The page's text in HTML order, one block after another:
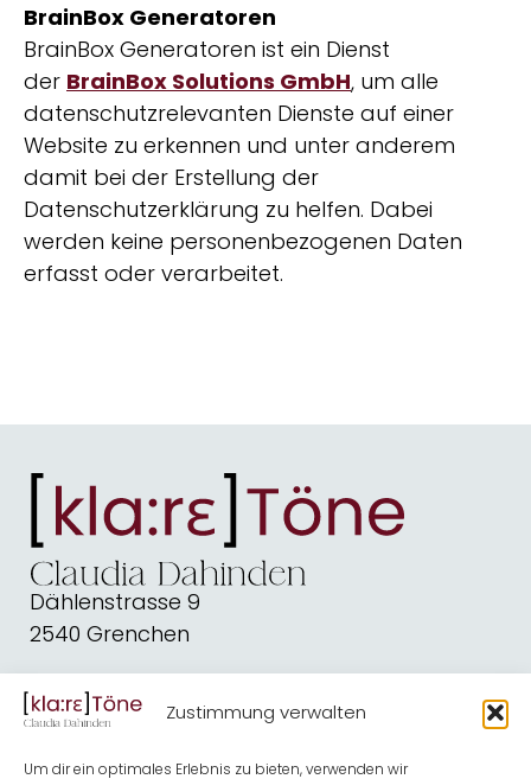
Zustimmung verwalten
Um dir ein optimales Erlebnis zu bieten, verwenden wir
BrainBox Generatoren
BrainBox Generatoren ist ein Dienst
der BrainBox Solutions GmbH, um alle
datenschutzrelevanten Dienste auf einer
Website zu erkennen und unter anderem
damit bei der Erstellung der
Datenschutzerklärung zu helfen. Dabei
werden keine personenbezogenen Daten
erfasst oder verarbeitet.
Dählenstrasse 9
2540 Grenchen
dahindenbooks@quickline.ch
Schreiben